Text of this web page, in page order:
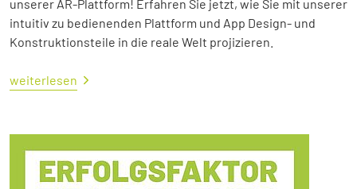
unserer AR-Plattform! Erfahren Sie jetzt, wie Sie mit unserer
intuitiv zu bedienenden Plattform und App Design- und
Konstruktionsteile in die reale Welt projizieren.
weiterlesen